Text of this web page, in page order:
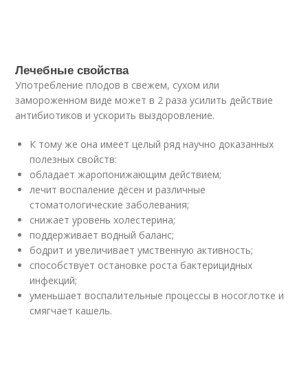
Лечебные свойства
Употребление плодов в свежем, сухом или
замороженном виде может в 2 раза усилить действие
антибиотиков и ускорить выздоровление.
К тому же она имеет целый ряд научно доказанных
полезных свойств:
обладает жаропонижающим действием;
лечит воспаление дёсен и различные
стоматологические заболевания;
снижает уровень холестерина;
поддерживает водный баланс;
бодрит и увеличивает умственную активность;
способствует остановке роста бактерицидных
инфекций;
уменьшает воспалительные процессы в носоглотке и
смягчает кашель.